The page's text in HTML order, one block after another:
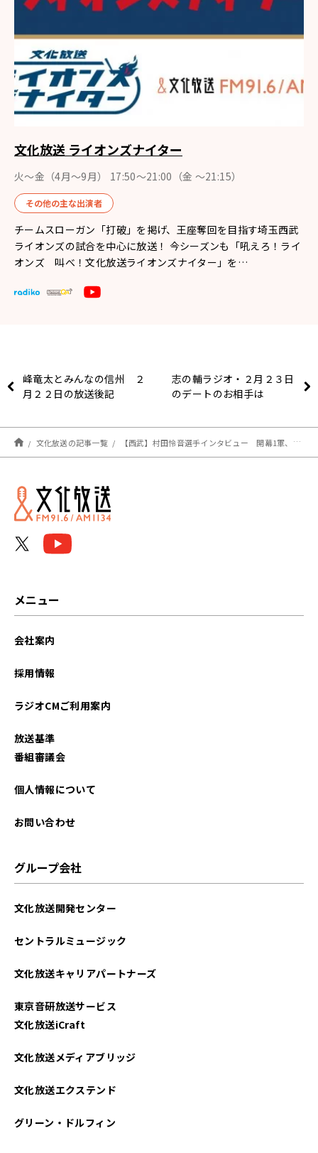
文化放送 ライオンズナイター
火～金（4月〜9月） 17:50～21:00（金 ～21:15）
その他の主な出演者
チームスローガン「打破」を掲げ、王座奪回を目指す埼玉西武
ライオンズの試合を中心に放送！ 今シーズンも「吼えろ！ライ
オンズ 叫べ！文化放送ライオンズナイター」を…
峰竜太とみんなの信州 ２
月２２日の放送後記
志の輔ラジオ・２月２３日
のデートのお相手は
文化放送の記事一覧 【西武】村田怜音選手インタビュー 開幕1軍、レギュラー奪取への想いを語る
メニュー
会社案内
採用情報
ラジオCMご利用案内
放送基準
番組審議会
個人情報について
お問い合わせ
グループ会社
文化放送開発センター
セントラルミュージック
文化放送キャリアパートナーズ
東京音研放送サービス
文化放送iCraft
文化放送メディアブリッジ
文化放送エクステンド
グリーン・ドルフィン